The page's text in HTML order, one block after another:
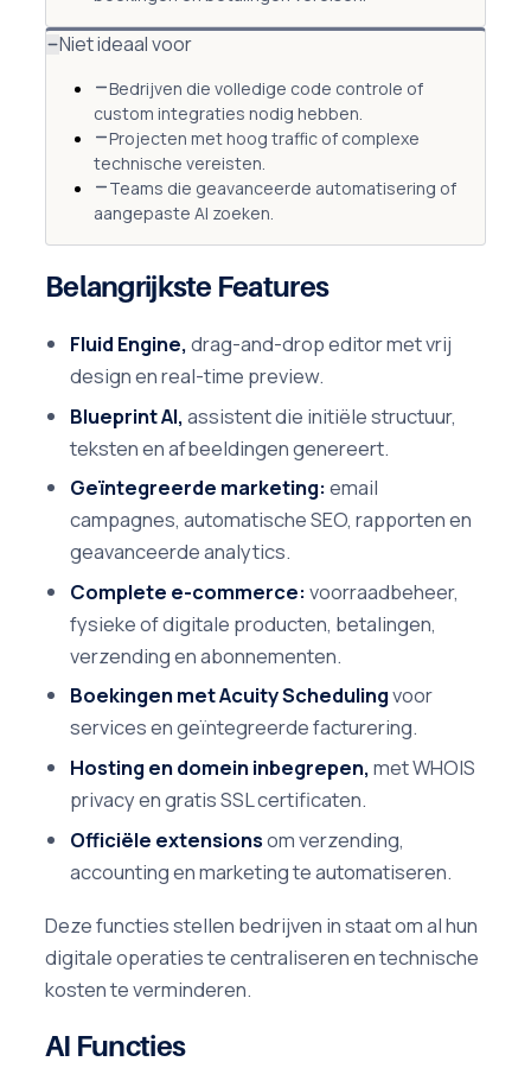
Niet ideaal voor
Bedrijven die volledige code controle of
custom integraties nodig hebben.
Projecten met hoog traffic of complexe
technische vereisten.
Teams die geavanceerde automatisering of
aangepaste AI zoeken.
Belangrijkste Features
Fluid Engine,drag-and-drop editor met vrij
design en real-time preview.
Blueprint AI, assistent die initiële structuur,
teksten en afbeeldingen genereert.
Geïntegreerde marketing:email
campagnes, automatische SEO, rapporten en
geavanceerde analytics.
Complete e-commerce:voorraadbeheer,
fysieke of digitale producten, betalingen,
verzending en abonnementen.
Boekingen met Acuity Schedulingvoor
services en geïntegreerde facturering.
Hosting en domein inbegrepen,met WHOIS
privacy en gratis SSL certificaten.
Officiële extensionsom verzending,
accounting en marketing te automatiseren.
Deze functies stellen bedrijven in staat om al hun
digitale operaties te centraliseren en technische
kosten te verminderen.
AI Functies